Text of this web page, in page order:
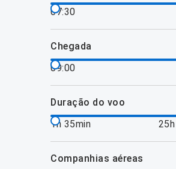
07:30
chegada
09:00
duração do voo
1h 35min
companhias aéreas